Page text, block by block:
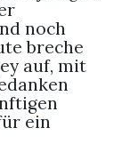
noch
breche
auf, mit
ein